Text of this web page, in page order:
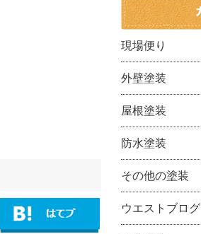
現場便り
外壁塗装
屋根塗装
防水塗装
その他の塗装
ウエストブログ